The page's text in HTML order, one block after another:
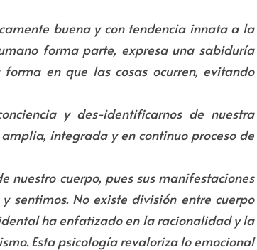
buena y con tendencia innata a la
forma parte, expresa una sabiduría
en que las cosas ocurren, evitando
y des-identificarnos de nuestra
integrada y en continuo proceso de
nuestro cuerpo, pues sus manifestaciones
sentimos. No existe división entre cuerpo
ha enfatizado en la racionalidad y la
Esta psicología revaloriza lo emocional